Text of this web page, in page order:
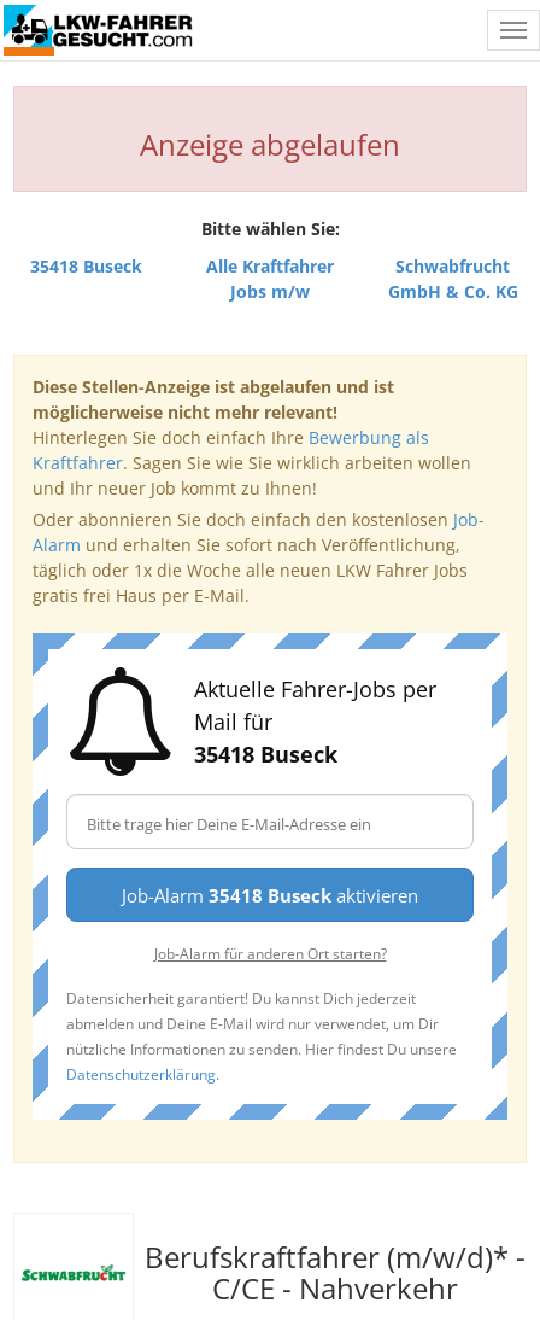
Anzeige abgelaufen
Bitte wählen Sie:
35418 Buseck
Alle Kraftfahrer
Jobs m/w
Schwabfrucht
GmbH & Co. KG
Diese Stellen-Anzeige ist abgelaufen und ist
möglicherweise nicht mehr relevant!
Hinterlegen Sie doch einfach Ihre Bewerbung als
Kraftfahrer. Sagen Sie wie Sie wirklich arbeiten wollen
und Ihr neuer Job kommt zu Ihnen!
Oder abonnieren Sie doch einfach den kostenlosen Job-
Alarm und erhalten Sie sofort nach Veröffentlichung,
täglich oder 1x die Woche alle neuen LKW Fahrer Jobs
gratis frei Haus per E-Mail.
Aktuelle Fahrer-Jobs per
Mail für
35418 Buseck
Job-Alarm 35418 Buseck aktivieren
Job-Alarm für anderen Ort starten?
Datensicherheit garantiert! Du kannst Dich jederzeit
abmelden und Deine E-Mail wird nur verwendet, um Dir
nützliche Informationen zu senden. Hier findest Du unsere
Datenschutzerklärung.
Berufskraftfahrer (m/w/d)* -
C/CE - Nahverkehr